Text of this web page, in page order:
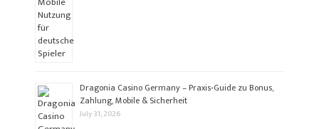
Dragonia Casino Germany – Praxis‑Guide zu Bonus,
Zahlung, Mobile & Sicherheit
July 31, 2026